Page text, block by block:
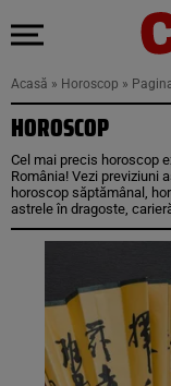
Acasă » Horoscop »
HOROSCOP
Cel mai precis horoscop
România! Vezi previziuni
horoscop săptămânal,
astrele în dragoste,